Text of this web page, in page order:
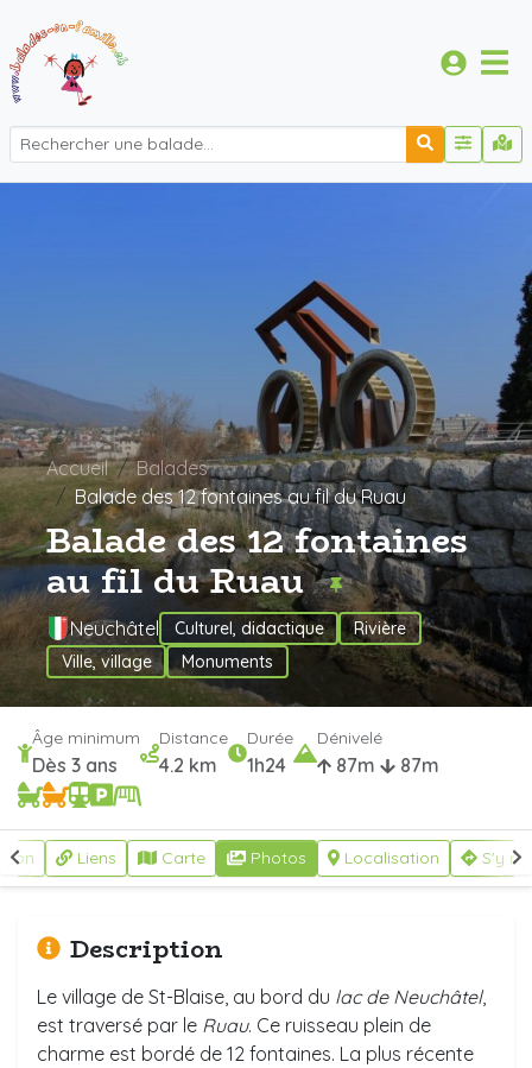
Accueil
Balades
Balade des 12 fontaines au fil du Ruau
Balade des 12 fontaines
au fil du Ruau
Neuchâtel Culturel, didactique
Rivière
Ville, village
Monuments
Âge minimum
Dès 3 ans
Distance
4.2 km
Durée
1h24
Dénivelé
87m 87m
Liens Carte Photos Localisation S'y
Description
Le village de St-Blaise, au bord du lac de Neuchâtel,
est traversé par le Ruau. Ce ruisseau plein de
charme est bordé de 12 fontaines. La plus récente